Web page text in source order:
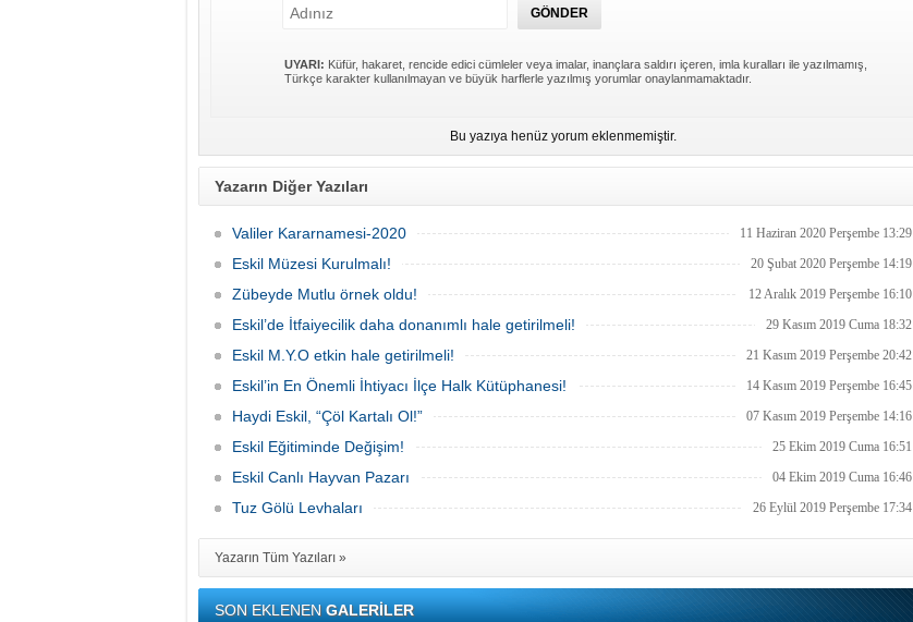
UYARI: Küfür, hakaret, rencide edici cümleler veya imalar, inançlara saldırı içeren, imla kuralları ile yazılmamış,
Türkçe karakter kullanılmayan ve büyük harflerle yazılmış yorumlar onaylanmamaktadır.
Bu yazıya henüz yorum eklenmemiştir.
Yazarın Diğer Yazıları
Valiler Kararnamesi-2020 11 Haziran 2020 Perşembe 13:29
Eskil Müzesi Kurulmalı! 20 Şubat 2020 Perşembe 14:19
Zübeyde Mutlu örnek oldu! 12 Aralık 2019 Perşembe 16:10
Eskil’de İtfaiyecilik daha donanımlı hale getirilmeli! 29 Kasım 2019 Cuma 18:32
Eskil M.Y.O etkin hale getirilmeli! 21 Kasım 2019 Perşembe 20:42
Eskil’in En Önemli İhtiyacı İlçe Halk Kütüphanesi! 14 Kasım 2019 Perşembe 16:45
Haydi Eskil, “Çöl Kartalı Ol!” 07 Kasım 2019 Perşembe 14:16
Eskil Eğitiminde Değişim! 25 Ekim 2019 Cuma 16:51
Eskil Canlı Hayvan Pazarı 04 Ekim 2019 Cuma 16:46
Tuz Gölü Levhaları 26 Eylül 2019 Perşembe 17:34
Yazarın Tüm Yazıları »
SON EKLENENGALERİLER